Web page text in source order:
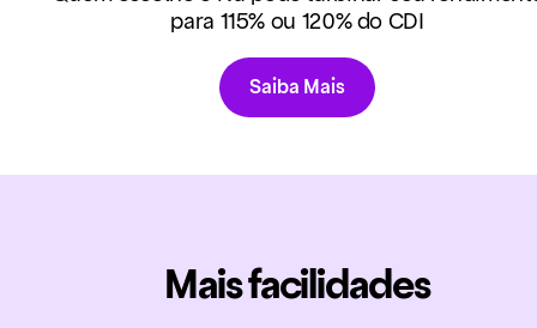
para 115% ou 120% do CDI
Saiba Mais
Mais facilidades